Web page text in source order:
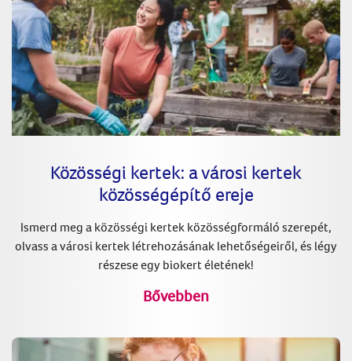
Közösségi kertek: a városi kertek
közösségépítő ereje
Ismerd meg a közösségi kertek közösségformáló szerepét,
olvass a városi kertek létrehozásának lehetőségeiről, és légy
részese egy biokert életének!
Bővebben